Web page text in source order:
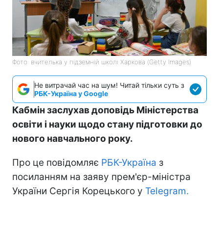
Фото: вчителька у підземній школі Харкова (Getty Images)
Не витрачай час на шум! Читай тільки суть з
РБК-Україна у Google
Кабмін заслухав доповідь Міністерства
освіти і науки щодо стану підготовки до
нового навчального року.
Про це повідомляє РБК-Україна з
посиланням на заяву прем'єр-міністра
України Сергія Корецького у Telegram.